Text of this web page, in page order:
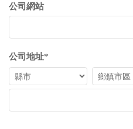
公司網站
公司地址*